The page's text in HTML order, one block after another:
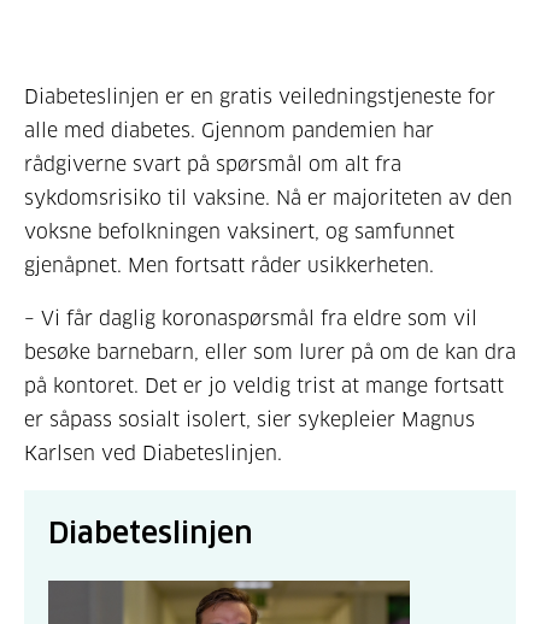
Diabeteslinjen er en gratis veiledningstjeneste for
alle med diabetes. Gjennom pandemien har
rådgiverne svart på spørsmål om alt fra
sykdomsrisiko til vaksine. Nå er majoriteten av den
voksne befolkningen vaksinert, og samfunnet
gjenåpnet. Men fortsatt råder usikkerheten.
– Vi får daglig koronaspørsmål fra eldre som vil
besøke barnebarn, eller som lurer på om de kan dra
på kontoret. Det er jo veldig trist at mange fortsatt
er såpass sosialt isolert, sier sykepleier Magnus
Karlsen ved Diabeteslinjen.
Diabeteslinjen